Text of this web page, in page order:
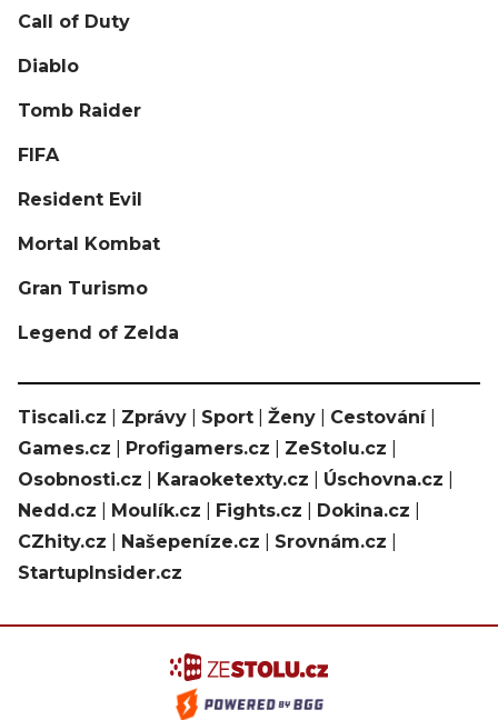
Call of Duty
Diablo
Tomb Raider
FIFA
Resident Evil
Mortal Kombat
Gran Turismo
Legend of Zelda
Tiscali.cz Zprávy Sport Ženy Cestování|
Games.cz
Profigamers.cz ZeStolu.cz
Osobnosti.cz
Karaoketexty.cz Úschovna.cz
Nedd.cz
Moulík.cz Fights.cz Dokina.cz
CZhity.cz
Našepeníze.cz Srovnám.cz
StartupInsider.cz